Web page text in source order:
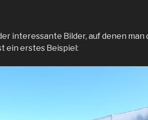
interessante Bilder, auf denen
ein erstes Beispiel: